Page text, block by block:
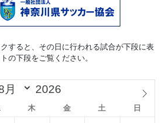
すると、その日に行われる試合が下段に表
の下段をご覧ください。
木 金 土 日